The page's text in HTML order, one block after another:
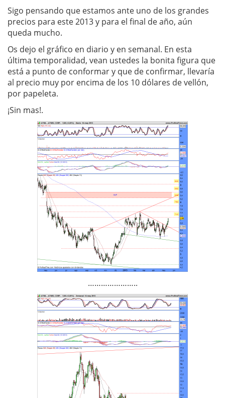
Sigo pensando que estamos ante uno de los grandes
precios para este 2013 y para el final de año, aún
queda mucho.
Os dejo el gráfico en diario y en semanal. En esta
última temporalidad, vean ustedes la bonita figura que
está a punto de conformar y que de confirmar, llevaría
al precio muy por encima de los 10 dólares de vellón,
por papeleta.
¡Sin mas!.
…………………..